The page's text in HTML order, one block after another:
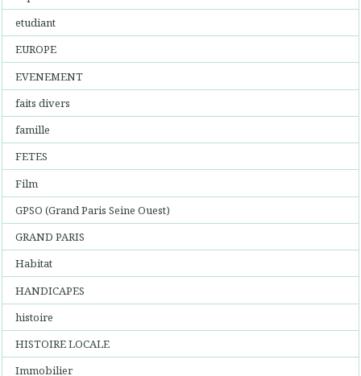
etudiant
EUROPE
EVENEMENT
faits divers
famille
FETES
Film
GPSO (Grand Paris Seine Ouest)
GRAND PARIS
Habitat
HANDICAPES
histoire
HISTOIRE LOCALE
Immobilier